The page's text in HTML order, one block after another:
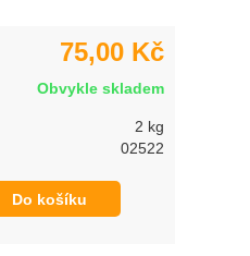
75,00 Kč
Obvykle skladem
2 kg
02522